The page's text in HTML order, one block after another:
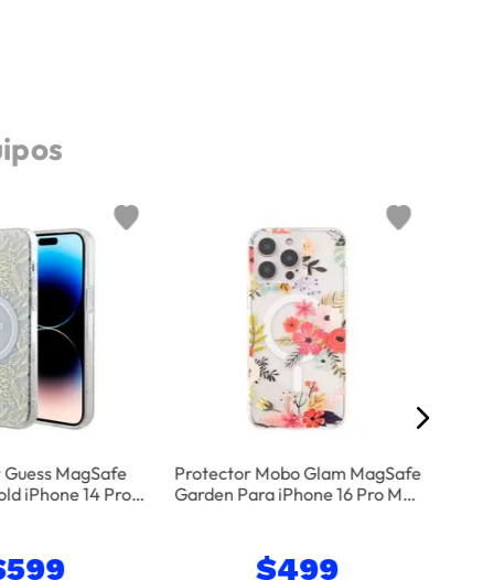
MagSafe
iPhone 14 Pro
599
Protector Mobo Glam MagSafe
Garden Para iPhone 16 Pro Max
$499